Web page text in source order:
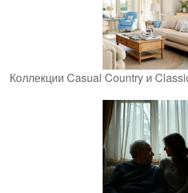
Коллекции Casual Country и